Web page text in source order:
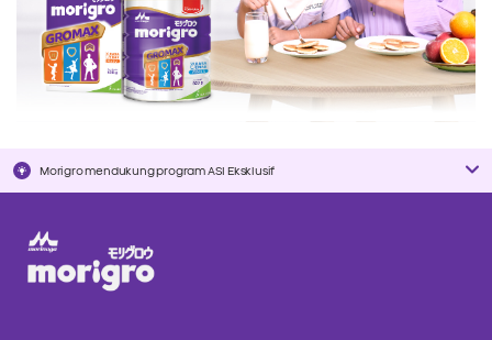
Morigro mendukung program ASI Eksklusif